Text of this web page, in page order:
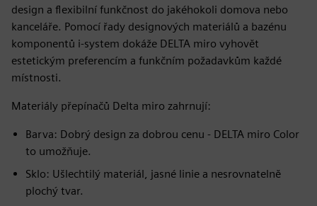
design a flexibilní funkčnost do jakéhokoli domova nebo
kanceláře. Pomocí řady designových materiálů a bazénu
komponentů i-system dokáže DELTA miro vyhovět
estetickým preferencím a funkčním požadavkům každé
místnosti.
Materiály přepínačů Delta miro zahrnují:
Barva: Dobrý design za dobrou cenu - DELTA miro Color
to umožňuje.
Sklo: Ušlechtilý materiál, jasné linie a nesrovnatelně
plochý tvar.